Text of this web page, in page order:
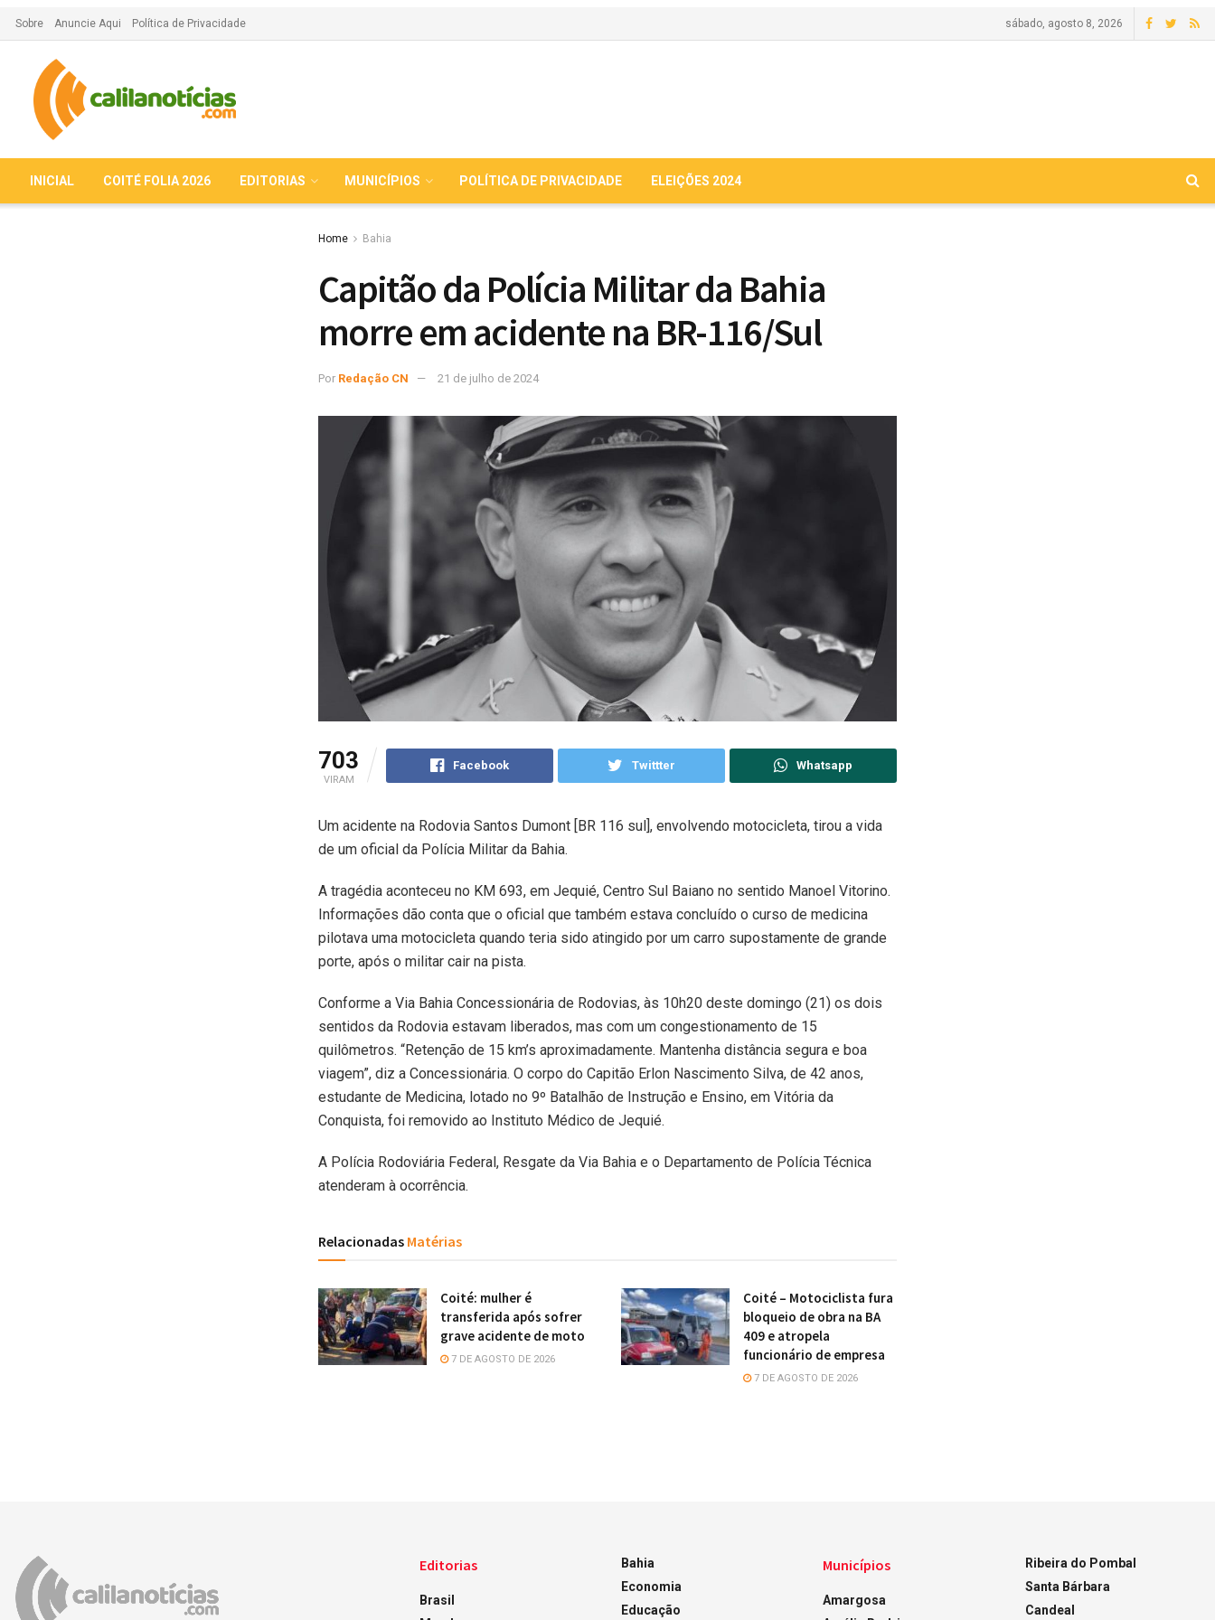
Sobre Anuncie Aqui Política de Privacidade sábado, agosto 8, 2026
INICIAL COITÉ FOLIA 2026 EDITORIAS MUNICÍPIOS POLÍTICA DE PRIVACIDADE ELEIÇÕES 2024
Home Bahia
Capitão da Polícia Militar da Bahia
morre em acidente na BR-116/Sul
Por Redação CN 21 de julho de 2024
703
VIRAM
Facebook Twittter Whatsapp
Um acidente na Rodovia Santos Dumont [BR 116 sul], envolvendo motocicleta, tirou a vida
de um oficial da Polícia Militar da Bahia.
A tragédia aconteceu no KM 693, em Jequié, Centro Sul Baiano no sentido Manoel Vitorino.
Informações dão conta que o oficial que também estava concluído o curso de medicina
pilotava uma motocicleta quando teria sido atingido por um carro supostamente de grande
porte, após o militar cair na pista.
Conforme a Via Bahia Concessionária de Rodovias, às 10h20 deste domingo (21) os dois
sentidos da Rodovia estavam liberados, mas com um congestionamento de 15
quilômetros. “Retenção de 15 km’s aproximadamente. Mantenha distância segura e boa
viagem”, diz a Concessionária. O corpo do Capitão Erlon Nascimento Silva, de 42 anos,
estudante de Medicina, lotado no 9º Batalhão de Instrução e Ensino, em Vitória da
Conquista, foi removido ao Instituto Médico de Jequié.
A Polícia Rodoviária Federal, Resgate da Via Bahia e o Departamento de Polícia Técnica
atenderam à ocorrência.
Relacionadas Matérias
Coité: mulher é
transferida após sofrer
grave acidente de moto
7 DE AGOSTO DE 2026
Coité – Motociclista fura
bloqueio de obra na BA
409 e atropela
funcionário de empresa
7 DE AGOSTO DE 2026
Editorias
Brasil
Bahia
Economia
Educação
Municípios
Amargosa
Ribeira do Pombal
Santa Bárbara
Candeal